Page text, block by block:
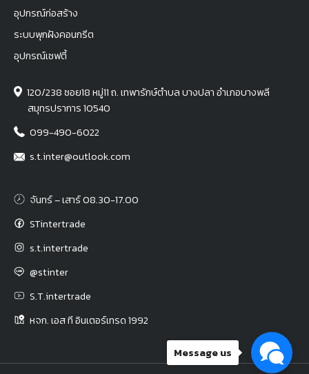
อุปกรณ์ก่อสร้าง
ระบบพุกฝังคอนกรีต
อุปกรณ์เซฟตี้
120/238 ซอย18 หมู่11 ถ. เทพารักษ์ตำบล บางปลา อำเภอบางพลี
สมุทรปราการ 10540
099-490-6022
s.t.inter@outlook.com
จันทร์ – เสาร์ 08.30-17.00
STintertrade
s.t.intertrade
@stinter
S.T.intertrade
หจก. เอส ที อินเตอร์เทรด 1992
Message us